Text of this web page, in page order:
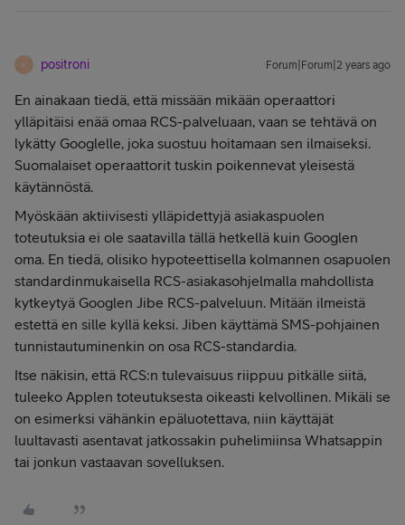
P positroni Forum|Forum|2 years ago
En ainakaan tiedä, että missään mikään operaattori
ylläpitäisi enää omaa RCS-palveluaan, vaan se tehtävä on
lykätty Googlelle, joka suostuu hoitamaan sen ilmaiseksi.
Suomalaiset operaattorit tuskin poikennevat yleisestä
käytännöstä.
Myöskään aktiivisesti ylläpidettyjä asiakaspuolen
toteutuksia ei ole saatavilla tällä hetkellä kuin Googlen
oma. En tiedä, olisiko hypoteettisella kolmannen osapuolen
standardinmukaisella RCS-asiakasohjelmalla mahdollista
kytkeytyä Googlen Jibe RCS-palveluun. Mitään ilmeistä
estettä en sille kyllä keksi. Jiben käyttämä SMS-pohjainen
tunnistautuminenkin on osa RCS-standardia.
Itse näkisin, että RCS:n tulevaisuus riippuu pitkälle siitä,
tuleeko Applen toteutuksesta oikeasti kelvollinen. Mikäli se
on esimerksi vähänkin epäluotettava, niin käyttäjät
luultavasti asentavat jatkossakin puhelimiinsa Whatsappin
tai jonkun vastaavan sovelluksen.